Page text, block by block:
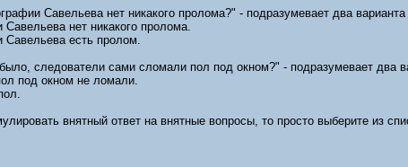
Савельева нет никакого пролома?" - подразумевает два варианта
нет никакого пролома.
есть пролом.
следователи сами сломали пол под окном?" - подразумевает два
под окном не ломали.
внятный ответ на внятные вопросы, то просто выберите из